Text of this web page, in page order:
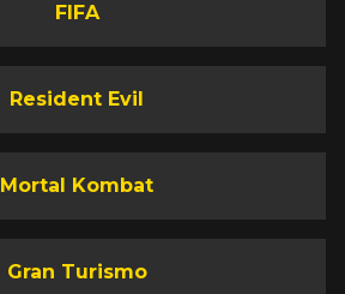
FIFA
Resident Evil
Mortal Kombat
Gran Turismo